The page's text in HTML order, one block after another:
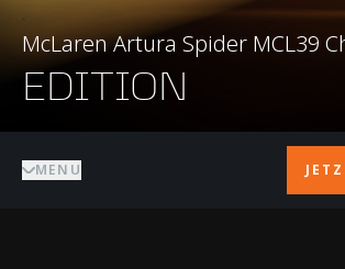
McLaren Artura Spider MCL39
EDITION
MENU